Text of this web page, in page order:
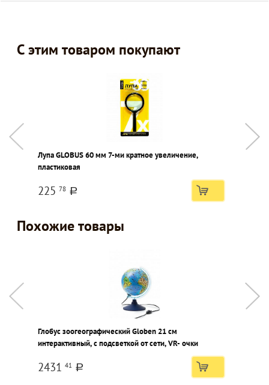
С этим товаром покупают
Лупа GLOBUS 60 мм 7-ми кратное увеличение,
пластиковая
225 78 a
Похожие товары
Глобус зоогеографический Globen 21 см
интерактивный, с подсветкой от сети, VR- очки
2431 41 a